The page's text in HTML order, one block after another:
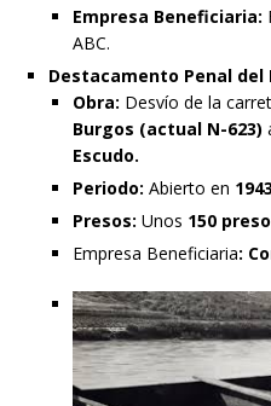
Empresa Beneficiaria:
ABC.
Destacamento Penal del
Obra: Desvío de la
Burgos (actual N-623)
Escudo.
Periodo: Abierto en 1943
Presos: Unos 150
Empresa Beneficiaria: